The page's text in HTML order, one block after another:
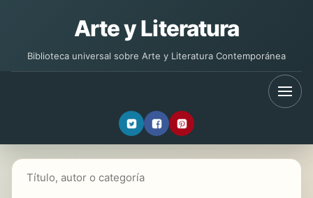
Arte y Literatura
Biblioteca universal sobre Arte y Literatura Contemporánea